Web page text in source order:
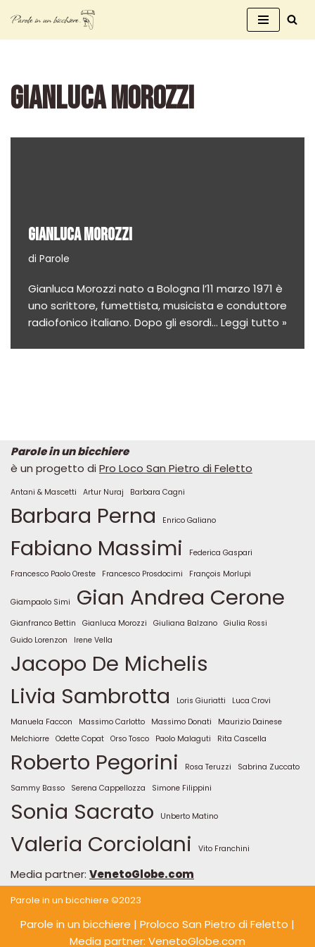
Vai
GIANLUCA MOROZZI
GIANLUCA MOROZZI
di Parole
Gianluca Morozzi nato a Bologna l’11 marzo 1971 è
uno scrittore, fumettista, musicista e conduttore
radiofonico italiano. Dopo gli esordi… Leggi tutto »
Parole in un bicchiere
è un progetto di Pro Loco San Pietro di Feletto
Antani & Mascetti Artur Nuraj Barbara Cagni
Barbara Perna Enrico Galiano
Fabiano Massimi
Federica Gaspari
Francesco Paolo Oreste
Francesco Prosdocimi François Morlupi
Giampaolo Simi Gian Andrea Cerone
Gianfranco Bettin Gianluca Morozzi Giuliana Balzano Giulia Rossi
Guido Lorenzon
Irene Vella
Jacopo De Michelis
Livia Sambrotta
Loris Giuriatti
Luca Crovi
Manuela Faccon
Massimo Carlotto Massimo Donati
Maurizio Dainese
Melchiorre Odette Copat Orso Tosco Paolo Malaguti Rita Cascella
Roberto Pegorini Rosa Teruzzi
Sabrina Zuccato
Sammy Basso
Serena Cappellozza Simone Filippini
Sonia Sacrato Unberto Matino
Valeria Corciolani Vito Franchini
Media partner: VenetoGlobe.com
Parole in un bicchiere ©2023
Parole in un bicchiere | Proloco San Pietro di Feletto |
Media partner: VenetoGlobe.com